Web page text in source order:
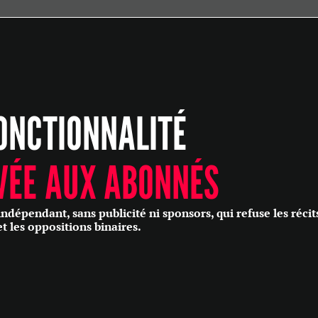
SANTÉ
PHILOSOPHIE
CULTURE
SOCIÉTÉ
AUX ABONNÉS
sans publicité ni sponsors, qui refuse les
les oppositions binaires.